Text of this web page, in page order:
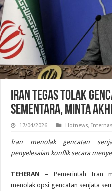
Iran Tegas Tolak
Sementara, Minta
17/04/2026 Hotnews,
Iran menolak gencatan
penyelesaian konflik secara
TEHERAN – Pemerintah Iran
menolak opsi gencatan senjata